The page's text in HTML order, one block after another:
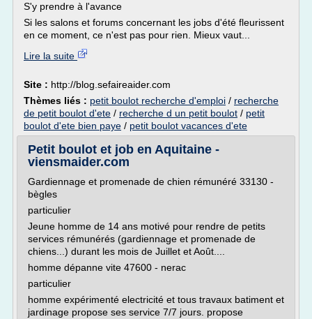
S'y prendre à l'avance
Si les salons et forums concernant les jobs d'été fleurissent
en ce moment, ce n'est pas pour rien. Mieux vaut...
Lire la suite
Site : http://blog.sefaireaider.com
Thèmes liés : petit boulot recherche d'emploi / recherche
de petit boulot d'ete / recherche d un petit boulot / petit
boulot d'ete bien paye / petit boulot vacances d'ete
Petit boulot et job en Aquitaine -
viensmaider.com
Gardiennage et promenade de chien rémunéré 33130 -
bègles
particulier
Jeune homme de 14 ans motivé pour rendre de petits
services rémunérés (gardiennage et promenade de
chiens...) durant les mois de Juillet et Août....
homme dépanne vite 47600 - nerac
particulier
homme expérimenté electricité et tous travaux batiment et
jardinage propose ses service 7/7 jours. propose